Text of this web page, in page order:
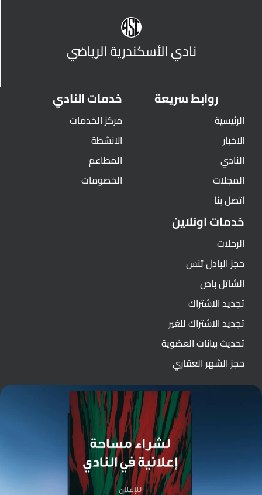
نادي الأسكندرية الرياضي
روابط سريعة
الرئيسية
الاخبار
النادي
المجلات
اتصل بنا
خدمات النادي
مركز الخدمات
الانشطة
المطاعم
الخصومات
خدمات اونلاين
الرحلات
حجز البادل تنس
الشاتل باص
تجديد الاشتراك
تجديد الاشتراك للغير
تحديث بيانات العضوية
حجز الشهر العقاري